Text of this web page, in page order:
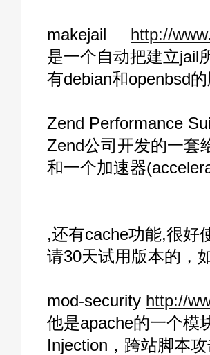
makejail http://
是一个自动把建立jail
有debian和openbsd
Zend Performance
Zend公司开发的一套
和一个加速器
,还有cache功能,很好
请30天试用版本的，
mod-security http://
他是apache的一个模
Injection，跨站脚本